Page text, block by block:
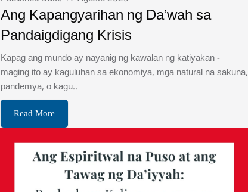
Ang Kapangyarihan ng Da’wah sa
Pandaigdigang Krisis
Kapag ang mundo ay nayanig ng kawalan ng katiyakan -
maging ito ay kaguluhan sa ekonomiya, mga natural na sakuna,
pandemya, o kagu..
Read More